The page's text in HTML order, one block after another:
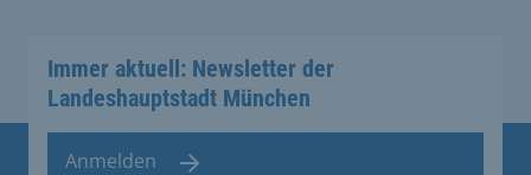
Immer aktuell: Newsletter der
Landeshauptstadt München
Anmelden